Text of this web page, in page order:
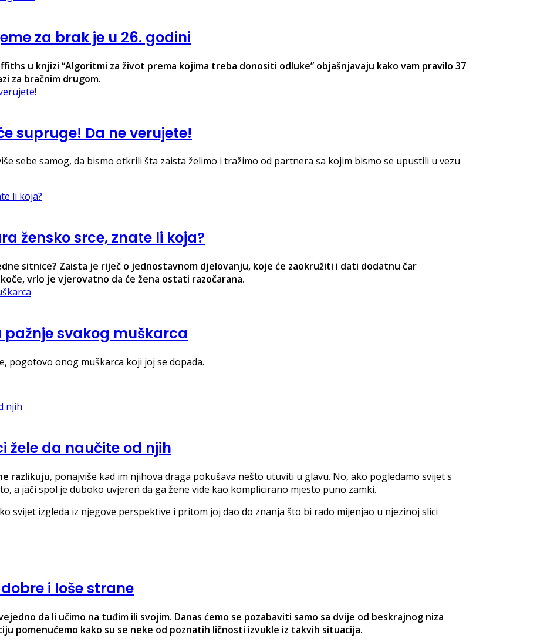
za brak je u 26. godini
u knjizi “Algoritmi za život prema kojima treba donositi odluke” objašnjavaju kako vam pravilo 37
za bračnim drugom.
supruge! Da ne verujete!
sebe samog, da bismo otkrili šta zaista želimo i tražimo od partnera sa kojim bismo se upustili u vezu
žensko srce, znate li koja?
sitnice? Zaista je riječ o jednostavnom djelovanju, koje će zaokružiti i dati dodatnu čar
vrlo je vjerovatno da će žena ostati razočarana.
pažnje svakog muškarca
pogotovo onog muškarca koji joj se dopada.
žele da naučite od njih
razlikuju, ponajviše kad im njihova draga pokušava nešto utuviti u glavu. No, ako pogledamo svijet s
a jači spol je duboko uvjeren da ga žene vide kao komplicirano mjesto puno zamki.
svijet izgleda iz njegove perspektive i pritom joj dao do znanja što bi rado mijenjao u njezinoj slici
i loše strane
da li učimo na tuđim ili svojim. Danas ćemo se pozabaviti samo sa dvije od beskrajnog niza
pomenućemo kako su se neke od poznatih ličnosti izvukle iz takvih situacija.